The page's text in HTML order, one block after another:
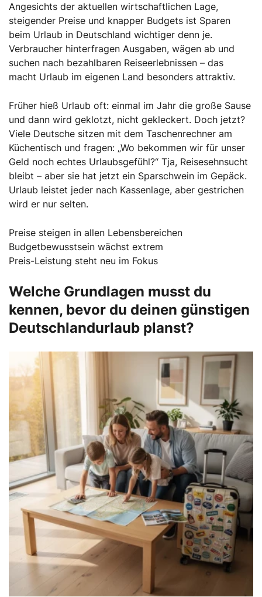
Angesichts der aktuellen wirtschaftlichen Lage,
steigender Preise und knapper Budgets ist Sparen
beim Urlaub in Deutschland wichtiger denn je.
Verbraucher hinterfragen Ausgaben, wägen ab und
suchen nach bezahlbaren Reiseerlebnissen – das
macht Urlaub im eigenen Land besonders attraktiv.
Früher hieß Urlaub oft: einmal im Jahr die große Sause
und dann wird geklotzt, nicht gekleckert. Doch jetzt?
Viele Deutsche sitzen mit dem Taschenrechner am
Küchentisch und fragen: „Wo bekommen wir für unser
Geld noch echtes Urlaubsgefühl?“ Tja, Reisesehnsucht
bleibt – aber sie hat jetzt ein Sparschwein im Gepäck.
Urlaub leistet jeder nach Kassenlage, aber gestrichen
wird er nur selten.
Preise steigen in allen Lebensbereichen
Budgetbewusstsein wächst extrem
Preis-Leistung steht neu im Fokus
Welche Grundlagen musst du
kennen, bevor du deinen günstigen
Deutschlandurlaub planst?